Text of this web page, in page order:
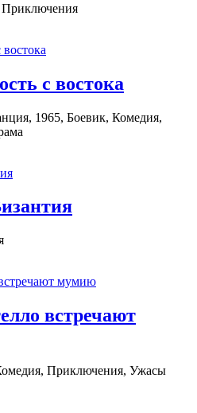
с востока
1965, Боевик, Комедия,
встречают
Приключения, Ужасы